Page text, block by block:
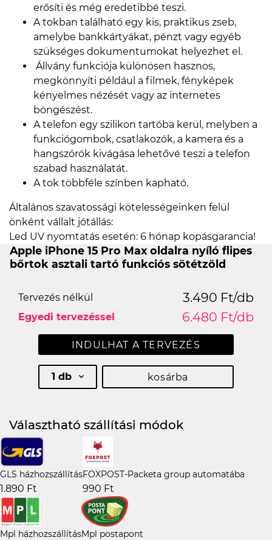
erősíti és még eredetibbé teszi.
A tokban található egy kis, praktikus zseb,
amelybe bankkártyákat, pénzt vagy egyéb
szükséges dokumentumokat helyezhet el.
Állvány funkciója különösen hasznos,
megkönnyíti például a filmek, fényképek
kényelmes nézését vagy az internetes
böngészést.
A telefon egy szilikon tartóba kerül, melyben a
funkciógombok, csatlakozók, a kamera és a
hangszórók kivágása lehetővé teszi a telefon
szabad használatát.
A tok többféle színben kapható.
Általános szavatossági kötelességeinken felül
önként vállalt jótállás:
Led UV nyomtatás esetén: 6 hónap kopásgarancia!
Apple iPhone 15 Pro Max oldalra nyíló flipes
bőrtok asztali tartó funkciós sötétzöld
Tervezés nélkül 3.490 Ft/db
Egyedi tervezéssel 6.480 Ft/db
INDULHAT A TERVEZÉS
1 db kosárba
Választható szállítási módok
GLS házhozszállítás
1.890 Ft
FOXPOST-Packeta group automatába
990 Ft
Mpl házhozszállításMpl postapont